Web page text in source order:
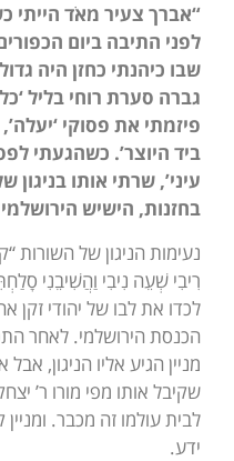
“אברך צעיר מאֹד הייתי
לפני התיבה ביום
שבו כיהנתי כחזן היה
גברה סערת רוחי בליל
פיזמתי את פסוקי
ביד היוצר’. כשהגעתי
עיני’, שרתי אותו בניגון
בחזנות, הישיש
נעימות הניגון של השורות
רִיבִי שְׁעֵה נִיבִי וַהֲשִׁיבֵנִי
לכדו את לבו של יהודי
הכנסת הירושלמי. לאחר
מניין הגיע אליו הניגון,
שקיבל אותו מפי מורו ר’
לבית עולמו זה מכבר.
ידע.